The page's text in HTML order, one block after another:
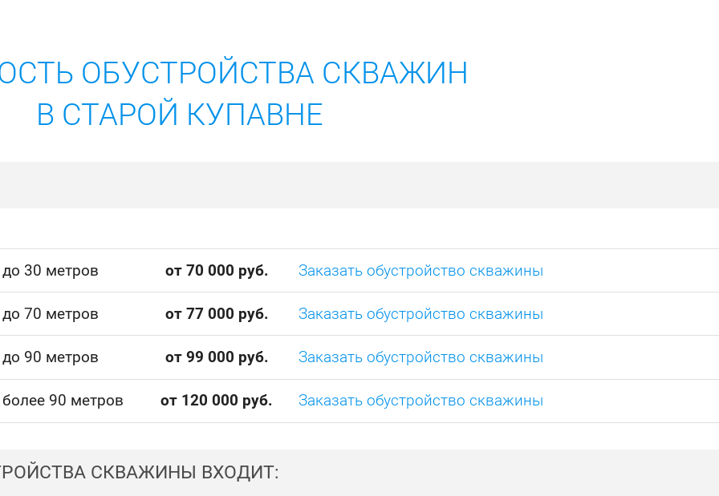
ОБУСТРОЙСТВА СКВАЖИН
В СТАРОЙ КУПАВНЕ
30 метров от 70 000 руб. Заказать обустройство скважины
70 метров от 77 000 руб. Заказать обустройство скважины
90 метров от 99 000 руб. Заказать обустройство скважины
90 метров от 120 000 руб. Заказать обустройство скважины
СКВАЖИНЫ ВХОДИТ: